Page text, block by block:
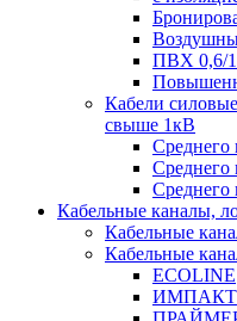
ПВХ 0,6/
Кабели
свыше 1кВ
Среднего
Среднего
Среднего
Кабельные каналы,
Кабельные
Кабельные
ECOLINE
ИМПАКТ